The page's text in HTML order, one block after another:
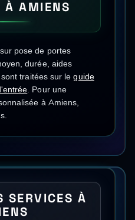
ÀAMIENS
pose de portes
durée, aides
traitées sur le guide
. Pour une
à Amiens,
SERVICES À